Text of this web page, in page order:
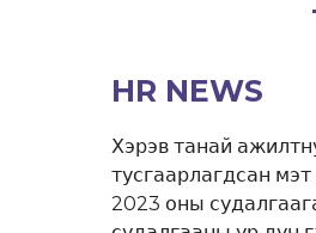
HR NEWS
Хэрэв танай
тусгаарлагдсан
2023 оны